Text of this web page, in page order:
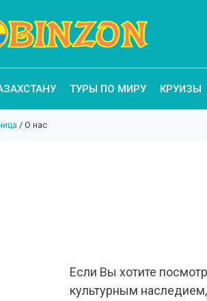
ТУРЫ ПО МИРУ КРУИЗЫ
/ О нас
Если Вы хотите
культурным